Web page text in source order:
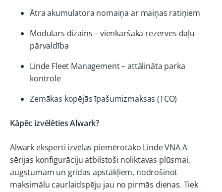
Ātra akumulatora nomaiņa ar maiņas ratiņiem
Modulārs dizains – vienkāršāka rezerves daļu
pārvaldība
Linde Fleet Management – attālināta parka
kontrole
Zemākas kopējās īpašumizmaksas (TCO)
Kāpēc izvēlēties Alwark?
Alwark eksperti izvēlas piemērotāko Linde VNA A
sērijas konfigurāciju atbilstoši noliktavas plūsmai,
augstumam un grīdas apstākļiem, nodrošinot
maksimālu caurlaidspēju jau no pirmās dienas. Tiek